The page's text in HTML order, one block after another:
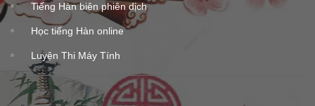
Tiếng Hàn biên phiên dịch
Học tiếng Hàn online
Luyện Thi Máy Tính